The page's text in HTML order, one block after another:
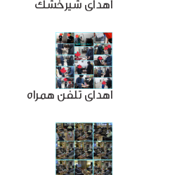
اهدای شیرخشک
اهدای تلفن همراه